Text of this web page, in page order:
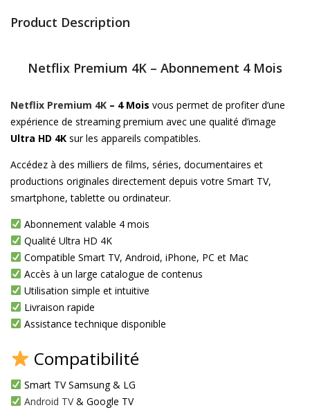
Product Description
Netflix Premium 4K – Abonnement 4 Mois
Netflix Premium 4K – 4 Mois vous permet de profiter d’une
expérience de streaming premium avec une qualité d’image
Ultra HD 4K sur les appareils compatibles.
Accédez à des milliers de films, séries, documentaires et
productions originales directement depuis votre Smart TV,
smartphone, tablette ou ordinateur.
Abonnement valable 4 mois
Qualité Ultra HD 4K
Compatible Smart TV, Android, iPhone, PC et Mac
Accès à un large catalogue de contenus
Utilisation simple et intuitive
Livraison rapide
Assistance technique disponible
Compatibilité
Smart TV Samsung & LG
Android TV& Google TV